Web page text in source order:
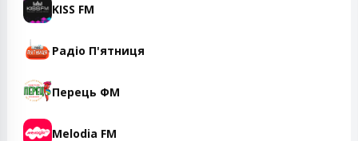
KISS FM
Радіо П'ятниця
Перець ФМ
Melodia FM